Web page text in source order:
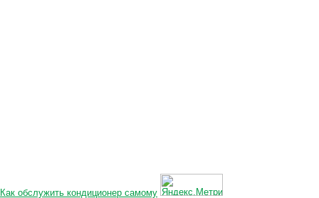
Как обслужить кондиционер самому